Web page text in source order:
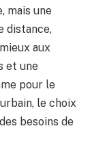
mais une
distance,
aux
et une
pour le
le choix
besoins de